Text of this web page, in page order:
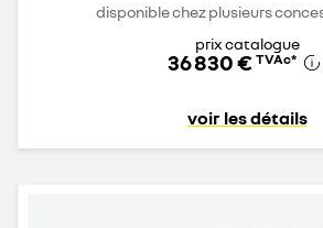
disponible chez plusieurs
prix catalogue
36 830 € TVAc*
voir les détails